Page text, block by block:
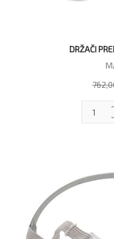
DRŽAČI